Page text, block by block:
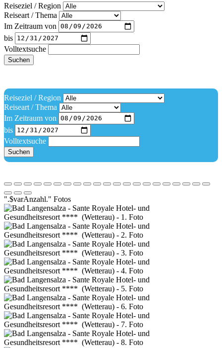
Reiseziel / Region
Reiseart / Thema
Im Zeitraum von
bis
Volltextsuche
Suchen
Reiseziel / Region
Reiseart / Thema
Im Zeitraum von
bis
Volltextsuche
Suchen
".$varAnzahl." Fotos